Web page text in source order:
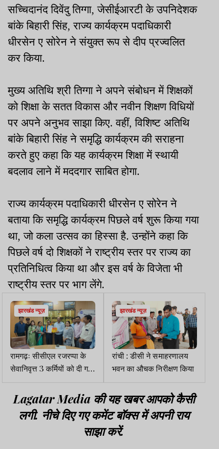
सच्चिदानंद दिवेंदु तिग्गा, जेसीईआरटी के उपनिदेशक
बांके बिहारी सिंह, राज्य कार्यक्रम पदाधिकारी
धीरसेन ए सोरेन ने संयुक्त रूप से दीप प्रज्वलित
कर किया.
मुख्य अतिथि श्री तिग्गा ने अपने संबोधन में शिक्षकों
को शिक्षा के सतत विकास और नवीन शिक्षण विधियों
पर अपने अनुभव साझा किए. वहीं, विशिष्ट अतिथि
बांके बिहारी सिंह ने समृद्धि कार्यक्रम की सराहना
करते हुए कहा कि यह कार्यक्रम शिक्षा में स्थायी
बदलाव लाने में मददगार साबित होगा.
राज्य कार्यक्रम पदाधिकारी धीरसेन ए सोरेन ने
बताया कि समृद्धि कार्यक्रम पिछले वर्ष शुरू किया गया
था, जो कला उत्सव का हिस्सा है. उन्होंने कहा कि
पिछले वर्ष दो शिक्षकों ने राष्ट्रीय स्तर पर राज्य का
प्रतिनिधित्व किया था और इस वर्ष के विजेता भी
राष्ट्रीय स्तर पर भाग लेंगे.
झारखंड न्यूज़
रामगढ़ः सीसीएल रजरप्पा के
सेवानिवृत्त 3 कर्मियों को दी गई
विदाई
झारखंड न्यूज़
रांची : डीसी ने समाहरणालय
भवन का औचक निरीक्षण किया
Lagatar Media की यह खबर आपको कैसी
लगी. नीचे दिए गए कमेंट बॉक्स में अपनी राय
साझा करें.